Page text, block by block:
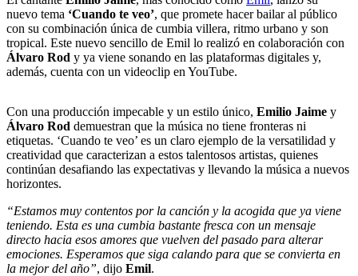
nuevo tema ‘Cuando te veo’, que promete hacer bailar al público
con su combinación única de cumbia villera, ritmo urbano y son
tropical. Este nuevo sencillo de Emil lo realizó en colaboración con
Álvaro Rod y ya viene sonando en las plataformas digitales y,
además, cuenta con un videoclip en YouTube.
Con una producción impecable y un estilo único, Emilio Jaime y
Álvaro Rod demuestran que la música no tiene fronteras ni
etiquetas. ‘Cuando te veo’ es un claro ejemplo de la versatilidad y
creatividad que caracterizan a estos talentosos artistas, quienes
continúan desafiando las expectativas y llevando la música a nuevos
horizontes.
“Estamos muy contentos por la canción y la acogida que ya viene
teniendo. Esta es una cumbia bastante fresca con un mensaje
directo hacia esos amores que vuelven del pasado para alterar
emociones. Esperamos que siga calando para que se convierta en
la mejor del año”, dijo Emil.